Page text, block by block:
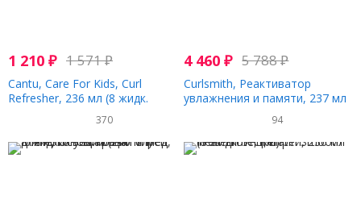
1 210 ₽ 1 571₽
Cantu, Care For Kids, Curl
Refresher, 236 мл (8 жидк.
370
4 460₽ 5 788₽
Curlsmith, Реактиватор
увлажнения и памяти, 237 мл
94